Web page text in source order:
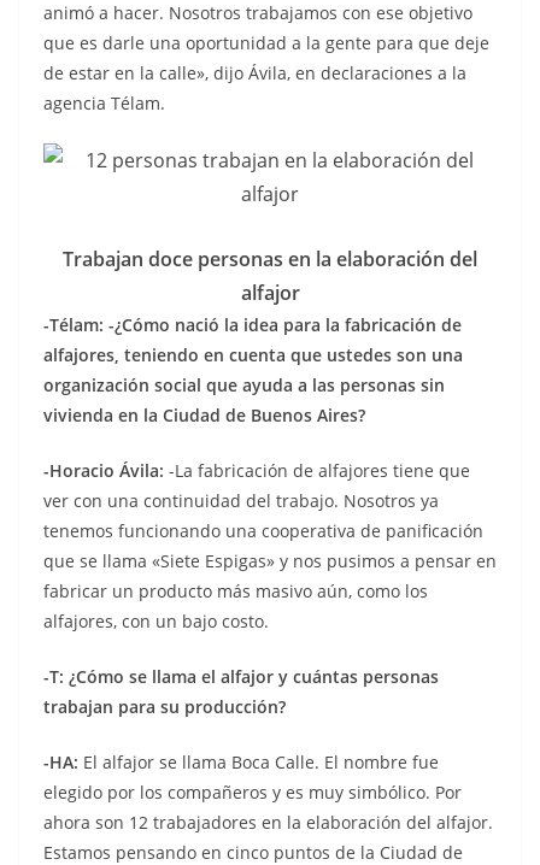
animó a hacer. Nosotros trabajamos con ese objetivo
que es darle una oportunidad a la gente para que deje
de estar en la calle», dijo Ávila, en declaraciones a la
agencia Télam.
Trabajan doce personas en la elaboración del
alfajor
-Télam: -¿Cómo nació la idea para la fabricación de
alfajores, teniendo en cuenta que ustedes son una
organización social que ayuda a las personas sin
vivienda en la Ciudad de Buenos Aires?
-Horacio Ávila: -La fabricación de alfajores tiene que
ver con una continuidad del trabajo. Nosotros ya
tenemos funcionando una cooperativa de panificación
que se llama «Siete Espigas» y nos pusimos a pensar en
fabricar un producto más masivo aún, como los
alfajores, con un bajo costo.
-T: ¿Cómo se llama el alfajor y cuántas personas
trabajan para su producción?
-HA: El alfajor se llama Boca Calle. El nombre fue
elegido por los compañeros y es muy simbólico. Por
ahora son 12 trabajadores en la elaboración del alfajor.
Estamos pensando en cinco puntos de la Ciudad de